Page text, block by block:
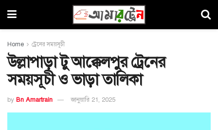
Home ট্রেনের সময়সূচী
উল্লাপাড়া টু আক্কেলপুর ট্রেনের
সময়সূচী ও ভাড়া তালিকা
by Bn Amartrain জানুয়ারি 21, 2025